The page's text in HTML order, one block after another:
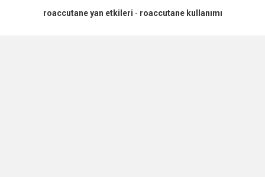
roaccutane yan etkileri - roaccutane kullanımı